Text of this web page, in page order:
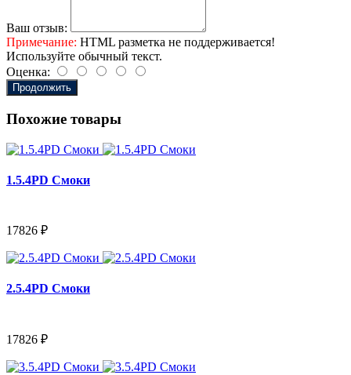
Ваш отзыв:
Примечание: HTML разметка не поддерживается!
Используйте обычный текст.
Оценка:
Продолжить
Похожие товары
1.5.4PD Смоки
17826 ₽
2.5.4PD Смоки
17826 ₽